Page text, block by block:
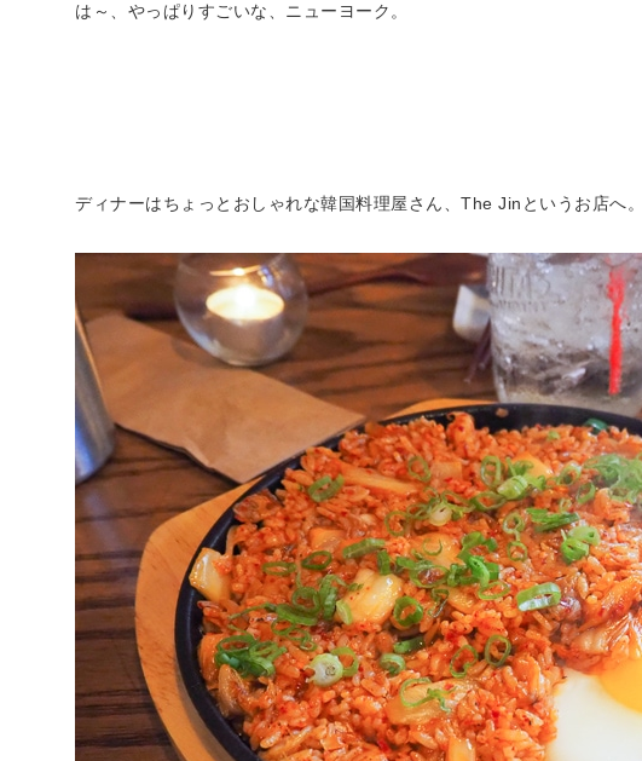
は～、やっぱりすごいな、ニューヨーク。
ディナーはちょっとおしゃれな韓国料理屋さん、The Jinというお店へ。